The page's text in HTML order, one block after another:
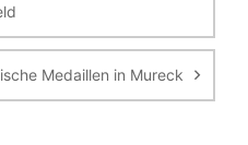
Medaillen in Mureck